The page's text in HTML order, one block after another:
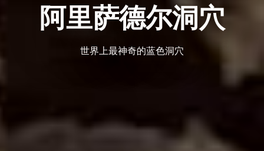
阿里萨德尔洞穴
世界上最神奇的蓝色洞穴